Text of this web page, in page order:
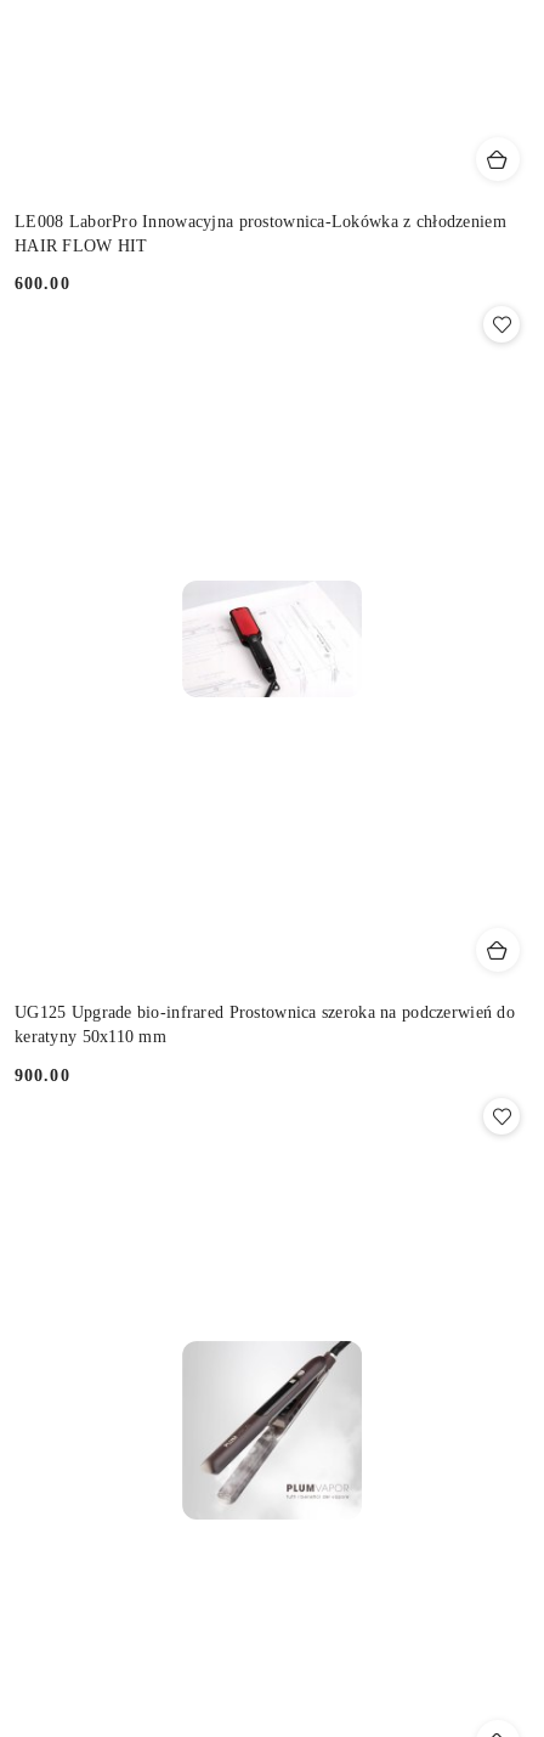
LE008 LaborPro Innowacyjna prostownica-Lokówka z chłodzeniem
HAIR FLOW HIT
Cena:
600.00
UG125 Upgrade bio-infrared Prostownica szeroka na podczerwień do
keratyny 50x110 mm
Cena:
900.00